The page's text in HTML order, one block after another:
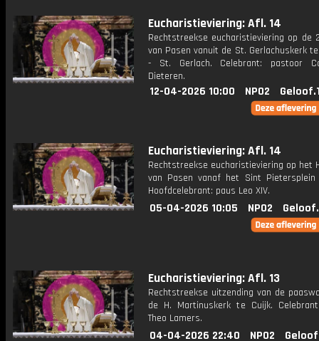
Eucharistieviering: Afl. 14
Rechtstreekse eucharistieviering op de
van Pasen vanuit de St. Gerlachuskerk
- St. Gerlach. Celebrant: pastoor
Dieteren.
12-04-2026 10:00 NPO2
Eucharistieviering: Afl. 14
Rechtstreekse eucharistieviering op het
van Pasen vanaf het Sint Pietersplein
Hoofdcelebrant: paus Leo XIV.
05-04-2026 10:05 NPO2
Eucharistieviering: Afl. 13
Rechtstreekse uitzending van de
de H. Martinuskerk te Cuijk.
Theo Lamers.
04-04-2026 22:40 NPO2